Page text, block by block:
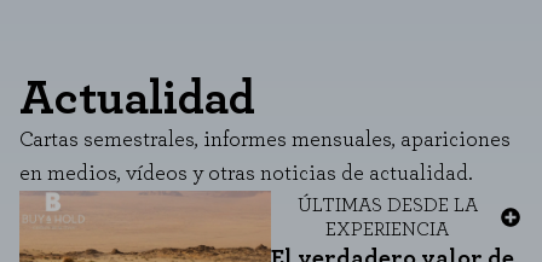
Actualidad
Cartas semestrales, informes mensuales, apariciones
en medios, vídeos y otras noticias de actualidad.
ÚLTIMAS DESDE LA
EXPERIENCIA